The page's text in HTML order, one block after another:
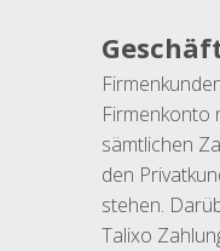
Firmenkonto
sämtlichen
den
stehen.
Talixo